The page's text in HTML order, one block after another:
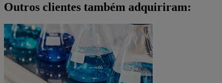
Outros clientes também adquiriram: